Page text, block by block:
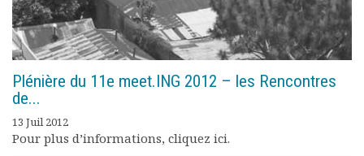
Plénière du 11e meet.ING 2012 – les Rencontres
de...
13 Juil 2012
Pour plus d’informations, cliquez ici.